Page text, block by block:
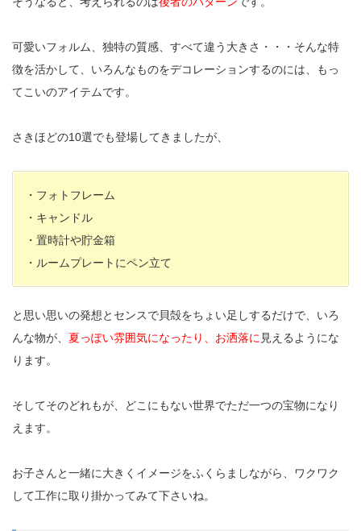
可愛いフォルム、独特の質感、すべて違う大きさ・・・そんな特
徴を活かして、いろんなものをデコレーションするのには、もっ
てこいのアイテムです。
さきほどの10選でも登場してきましたが、
・フォトフレーム
・キャンドル
・置時計や貯金箱
・ルームプレートにペン立て
と思い思いの発想とセンスで貝殻をちょい足しするだけで、いろ
んな物が、 夏っぽい雰囲気になったり、お洒落に 見えるようにな
ります。
そしてそのどれもが、どこにもない世界でただ一つの宝物になり
えます。
お子さんと一緒に大きくイメージをふくらましながら、ワクワク
して工作に取り掛かってみて下さいね。